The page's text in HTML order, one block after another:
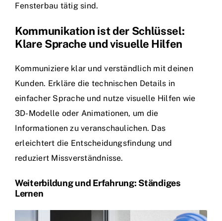
Fensterbau tätig sind.
Kommunikation ist der Schlüssel:
Klare Sprache und visuelle Hilfen
Kommuniziere klar und verständlich mit deinen
Kunden. Erkläre die technischen Details in
einfacher Sprache und nutze visuelle Hilfen wie
3D-Modelle oder Animationen, um die
Informationen zu veranschaulichen. Das
erleichtert die Entscheidungsfindung und
reduziert Missverständnisse.
Weiterbildung und Erfahrung: Ständiges
Lernen